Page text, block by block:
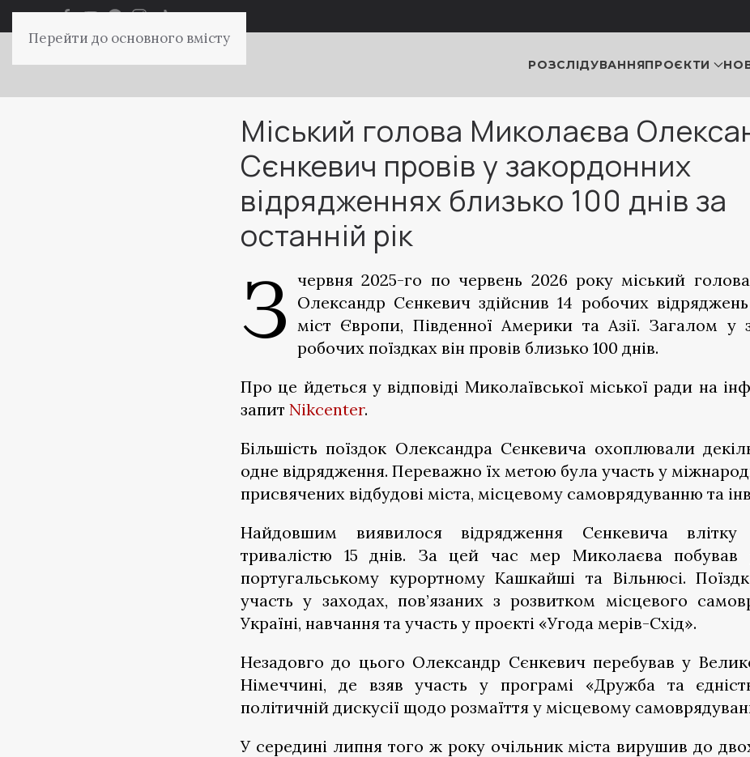
Перейти до основного вмісту
РОЗСЛІДУВАННЯПРОЄКТИ
Міський голова Миколаєва
Сєнкевич провів у закордонних
відрядженнях близько 100 днів за
останній рік
З червня 2025-го по червень 2026 року міський
Олександр Сєнкевич здійснив 14 робочих
міст Європи, Південної Америки та Азії. Загалом у
робочих поїздках він провів близько 100 днів.
Про це йдеться у відповіді Миколаївської міської ради на
запит Nikcenter.
Більшість поїздок Олександра Сєнкевича охоплювали
одне відрядження. Переважно їх метою була участь у
присвячених відбудові міста, місцевому самоврядуванню та
Найдовшим виявилося відрядження Сєнкевича
тривалістю 15 днів. За цей час мер Миколаєва побував
португальському курортному Кашкайші та Вільнюсі.
участь у заходах, пов’язаних з розвитком місцевого
Україні, навчання та участь у проєкті «Угода мерів-Схід».
Незадовго до цього Олександр Сєнкевич перебував у
Німеччині, де взяв участь у програмі «Дружба та
політичній дискусії щодо розмаїття у місцевому
У середині липня того ж року очільник міста вирушив до двох